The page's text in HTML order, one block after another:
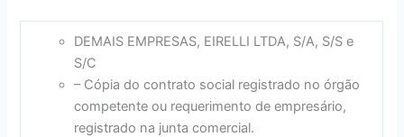
DEMAIS EMPRESAS, EIRELLI LTDA, S/A, S/S e
S/C
– Cópia do contrato social registrado no órgão
competente ou requerimento de empresário,
registrado na junta comercial.